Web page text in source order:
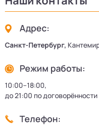
Адрес:
Санкт-Петербург,
Режим работы:
10:00–18:00,
до 21:00 по договорённости
Телефон: